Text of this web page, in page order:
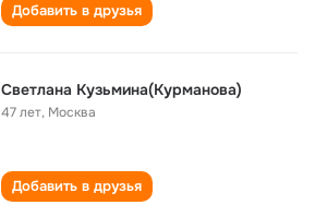
Добавить в друзья
Светлана Кузьмина(Курманова)
47 лет, Москва
Добавить в друзья